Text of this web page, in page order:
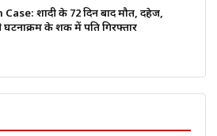
शादी के 72 दिन बाद मौत, दहेज,
घटनाक्रम के शक में पति गिरफ्तार